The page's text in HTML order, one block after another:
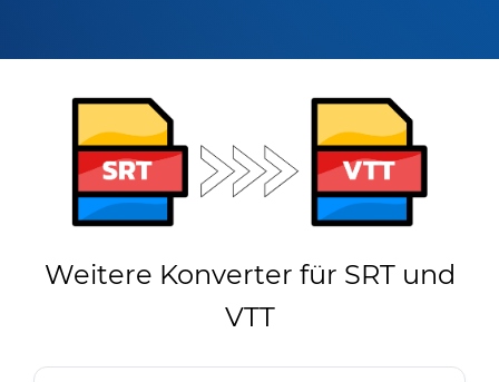
Weitere Konverter für SRT und
VTT